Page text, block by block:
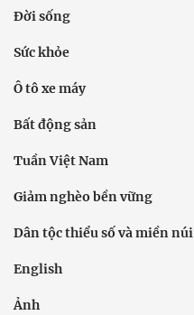
Đời sống
Sức khỏe
Ô tô xe máy
Bất động sản
Tuần Việt Nam
Giảm nghèo bền vững
Dân tộc thiểu số và miền núi
English
Ảnh